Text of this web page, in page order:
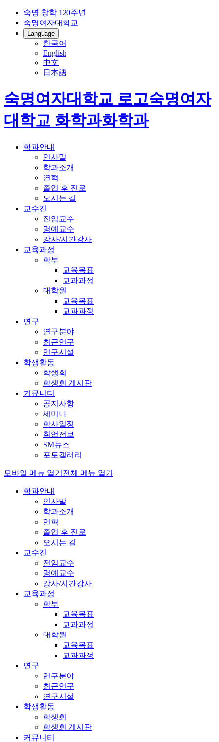
숙명 창학 120주년
숙명여자대학교
Language
한국어
English
中文
日本語
숙명여자대학교 로고숙명여자
대학교 화학과화학과
학과안내
인사말
학과소개
연혁
졸업 후 진로
오시는 길
교수진
전임교수
명예교수
강사/시간강사
교육과정
학부
교육목표
교과과정
대학원
교육목표
교과과정
연구
연구분야
최근연구
연구시설
학생활동
학생회
학생회 게시판
커뮤니티
공지사항
세미나
학사일정
취업정보
SM뉴스
포토갤러리
모바일 메뉴 열기 전체 메뉴 열기
학과안내
인사말
학과소개
연혁
졸업 후 진로
오시는 길
교수진
전임교수
명예교수
강사/시간강사
교육과정
학부
교육목표
교과과정
대학원
교육목표
교과과정
연구
연구분야
최근연구
연구시설
학생활동
학생회
학생회 게시판
커뮤니티